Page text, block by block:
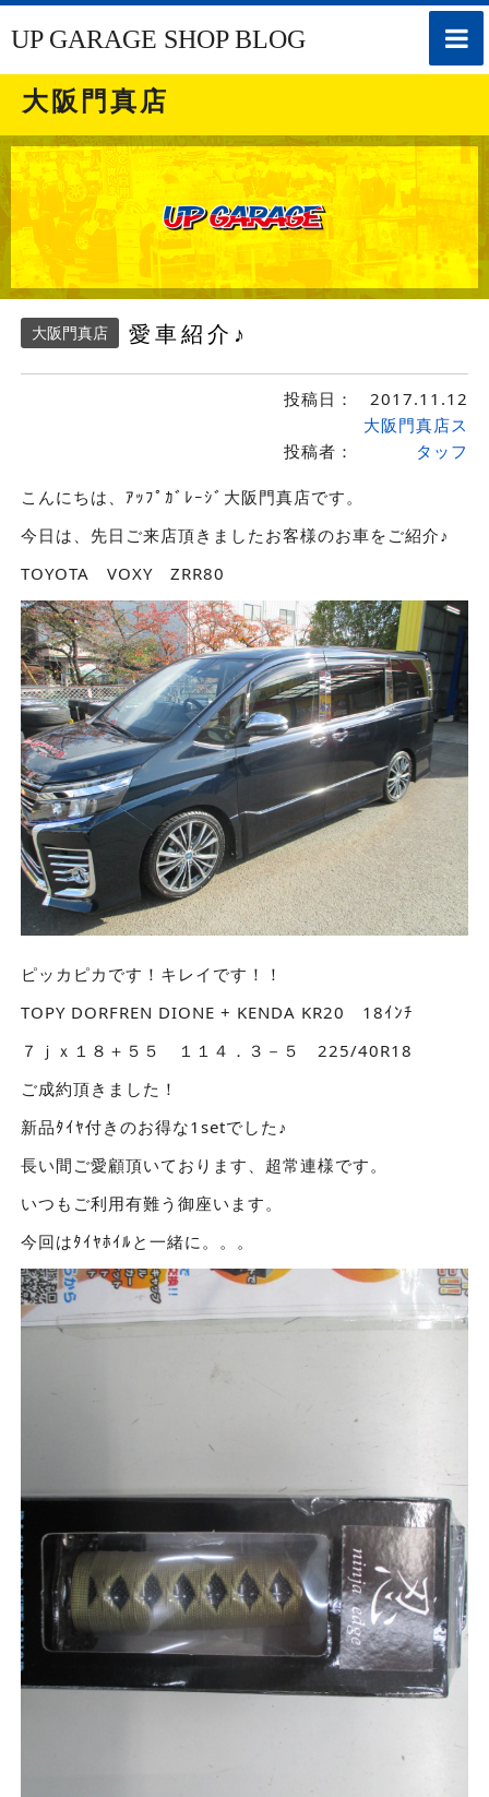
toggle
UP GARAGE SHOP BLOG
大阪門真店
大阪門真店 愛車紹介♪
投稿日： 2017.11.12
投稿者：
大阪門真店ス
タッフ
こんにちは、ｱｯﾌﾟｶﾞﾚｰｼﾞ大阪門真店です。
今日は、先日ご来店頂きましたお客様のお車をご紹介♪
TOYOTA VOXY ZRR80
ピッカピカです！キレイです！！
TOPY DORFREN DIONE + KENDA KR20 18ｲﾝﾁ
７ｊｘ１８＋５５ １１４．３－５ 225/40R18
ご成約頂きました！
新品ﾀｲﾔ付きのお得な1setでした♪
長い間ご愛顧頂いております、超常連様です。
いつもご利用有難う御座います。
今回はﾀｲﾔﾎｲﾙと一緒に。。。